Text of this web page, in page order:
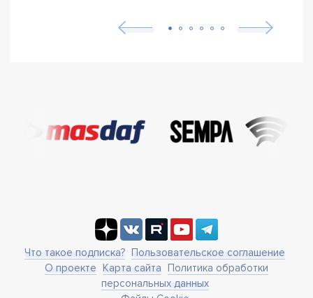
Что такое подписка? Пользовательское соглашение
О проекте Карта сайта Политика обработки
персональных данных